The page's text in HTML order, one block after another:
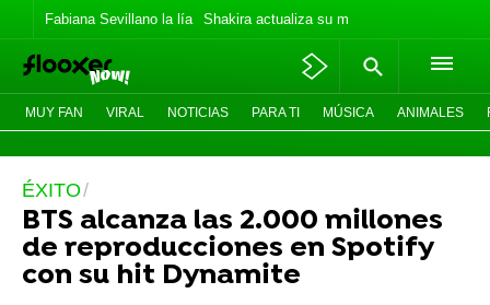
Fabiana Sevillano la lía Shakira actualiza su meme
MUY FAN VIRAL NOTICIAS PARA TI MÚSICA ANIMALES
ÉXITO
BTS alcanza las 2.000 millones
de reproducciones en Spotify
con su hit Dynamite